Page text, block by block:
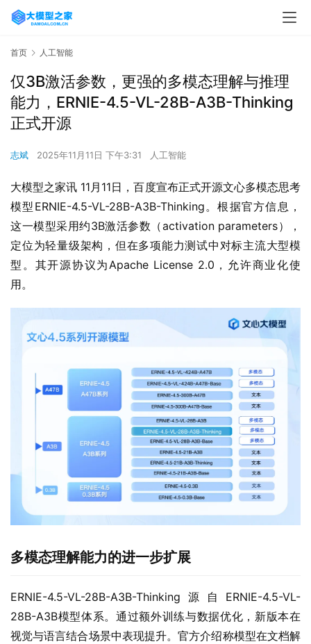
首页 人工智能
仅3B激活参数，更强的多模态理解与推理
能力，ERNIE-4.5-VL-28B-A3B-Thinking
正式开源
志斌 2025年11月11日 下午3:31 人工智能
大模型之家讯 11月11日，百度宣布正式开源文心多模态思考
模型ERNIE-4.5-VL-28B-A3B-Thinking。根据官方信息，
这一模型采用约3B激活参数（activation parameters），
定位为轻量级架构，但在多项能力测试中对标主流大型模
型。其开源协议为Apache License 2.0，允许商业化使
用。
多模态理解能力的进一步扩展
ERNIE-4.5-VL-28B-A3B-Thinking源自ERNIE-4.5-VL-
28B-A3B模型体系。通过额外训练与数据优化，新版本在
视觉与语言结合场景中表现提升。官方介绍称模型在文档解